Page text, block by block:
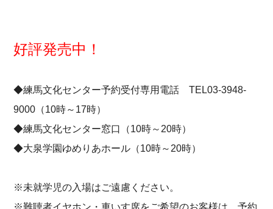
好評発売中！
◆練馬文化センター予約受付専用電話 TEL03-3948-
9000（10時～17時）
◆練馬文化センター窓口（10時～20時）
◆大泉学園ゆめりあホール（10時～20時）
※未就学児の入場はご遠慮ください。